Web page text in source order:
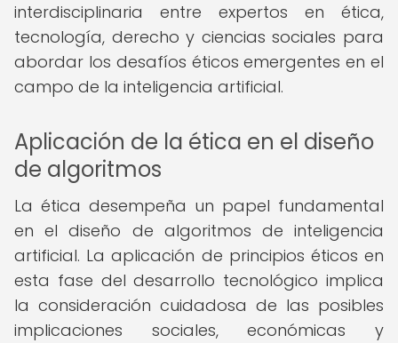
interdisciplinaria entre expertos en ética,
tecnología, derecho y ciencias sociales para
abordar los desafíos éticos emergentes en el
campo de la inteligencia artificial.
Aplicación de la ética en el diseño
de algoritmos
La ética desempeña un papel fundamental
en el diseño de algoritmos de inteligencia
artificial. La aplicación de principios éticos en
esta fase del desarrollo tecnológico implica
la consideración cuidadosa de las posibles
implicaciones sociales, económicas y